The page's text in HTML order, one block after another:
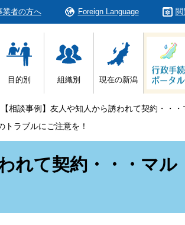
業者の方へ Foreign Language 閲
目的別 組織別 現在の新潟
【相談事例】友人や知人から誘われて契約・・
トラブルにご注意を！
れて契約・・・マル